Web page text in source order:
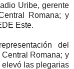
Uribe, gerente
Romana; y
Este.
del
Romana; y
las plegarias